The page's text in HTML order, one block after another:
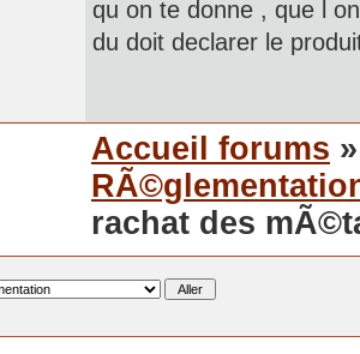
qu on te donne , que l
du doit declarer le
Accueil forums
rachat des